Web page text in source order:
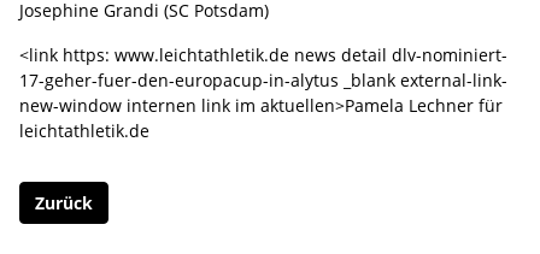
Josephine Grandi (SC Potsdam)
<link https: www.leichtathletik.de news detail dlv-nominiert-
17-geher-fuer-den-europacup-in-alytus _blank external-link-
new-window internen link im aktuellen>Pamela Lechner für
leichtathletik.de
Zurück